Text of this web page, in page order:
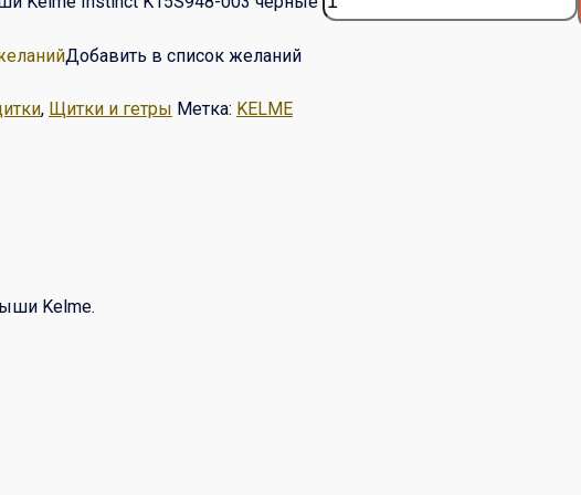
Добавить в список желаний
, Щитки и гетры Метка: KELME
Kelme.